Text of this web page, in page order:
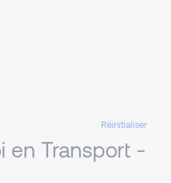
Réinitialiser
en Transport -